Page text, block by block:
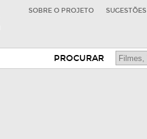
SOBRE O PROJETO SUGESTÕES
PROCURAR